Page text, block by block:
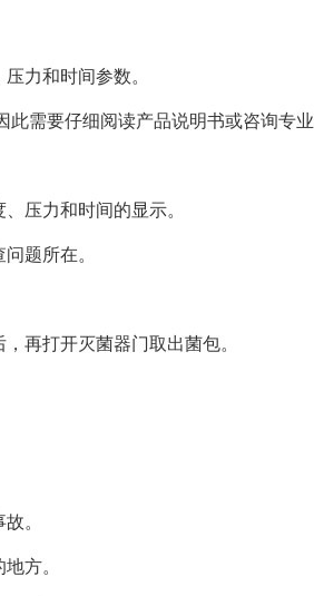
力和时间参数。
需要仔细阅读产品说明书或咨询专
压力和时间的显示。
题所在。
再打开灭菌器门取出菌包。
。
方。